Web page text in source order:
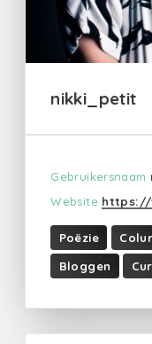
nikki_petit
Gebruikersnaam
Website https://
Poëzie
Bloggen